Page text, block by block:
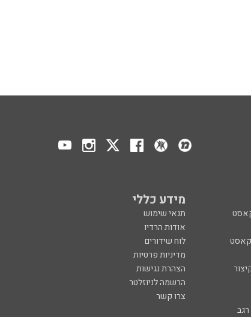
מידע כללי
תנאי שימוש
אודות הרדיו
לוח שידורים
מדיניות פרטיות
הצהרת נגישות
הרשמה לניוזלטר
צרו קשר